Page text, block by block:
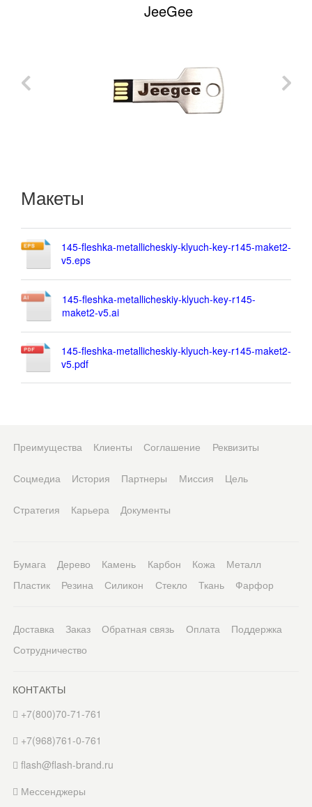
JeeGee
Макеты
145-fleshka-metallicheskiy-klyuch-key-r145-maket2-
v5.eps
145-fleshka-metallicheskiy-klyuch-key-r145-
maket2-v5.ai
145-fleshka-metallicheskiy-klyuch-key-r145-maket2-
v5.pdf
Преимущества Клиенты Соглашение Реквизиты
Соцмедиа История Партнеры Миссия Цель
Стратегия Карьера Документы
Бумага Дерево Камень Карбон Кожа
Металл
Пластик
Резина Силикон Стекло Ткань Фарфор
Доставка Заказ Обратная связь Оплата
Поддержка
Сотрудничество
КОНТАКТЫ
+7(800)70-71-761
+7(968)761-0-761
flash@flash-brand.ru
Мессенджеры